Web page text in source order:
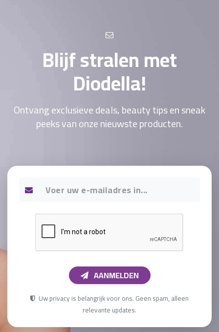
Blijf stralen met
Diodella!
Ontvang exclusieve deals, beauty tips en sneak
peeks van onze nieuwste producten.
AANMELDEN
Uw privacy is belangrijk voor ons. Geen spam, alleen
relevante updates.